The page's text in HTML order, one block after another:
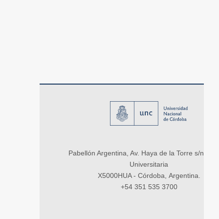
Pabellón Argentina, Av. Haya de la Torre s/n,
Universitaria
X5000HUA - Córdoba, Argentina.
+54 351 535 3700